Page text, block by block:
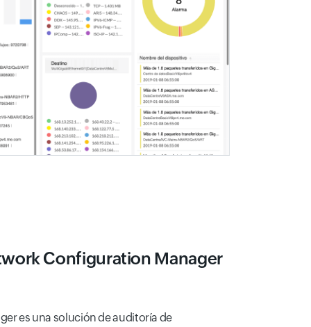
Configuration Manager
es una solución de auditoría de